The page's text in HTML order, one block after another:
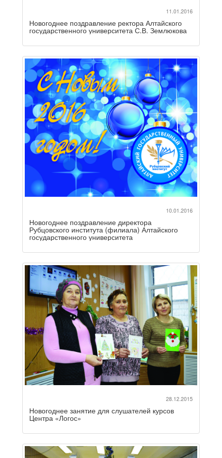
11.01.2016
Новогоднее поздравление ректора Алтайского
государственного университета С.В. Землюкова
10.01.2016
Новогоднее поздравление директора
Рубцовского института (филиала) Алтайского
государственного университета
28.12.2015
Новогоднее занятие для слушателей курсов
Центра «Логос»